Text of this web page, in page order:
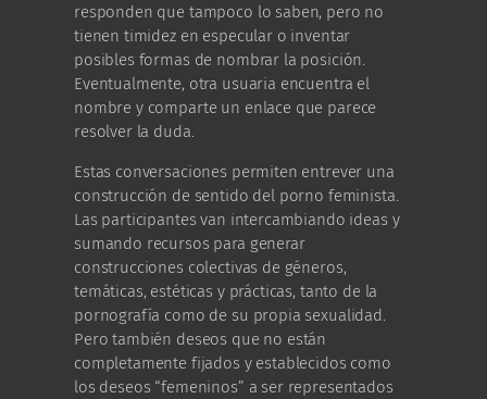
responden que tampoco lo saben, pero no
tienen timidez en especular o inventar
posibles formas de nombrar la posición.
Eventualmente, otra usuaria encuentra el
nombre y comparte un enlace que parece
resolver la duda.
Estas conversaciones permiten entrever una
construcción de sentido del porno feminista.
Las participantes van intercambiando ideas y
sumando recursos para generar
construcciones colectivas de géneros,
temáticas, estéticas y prácticas, tanto de la
pornografía como de su propia sexualidad.
Pero también deseos que no están
completamente fijados y establecidos como
los deseos “femeninos” a ser representados